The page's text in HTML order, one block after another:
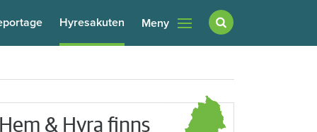
Hyresakuten Meny
Hem & Hyra finns